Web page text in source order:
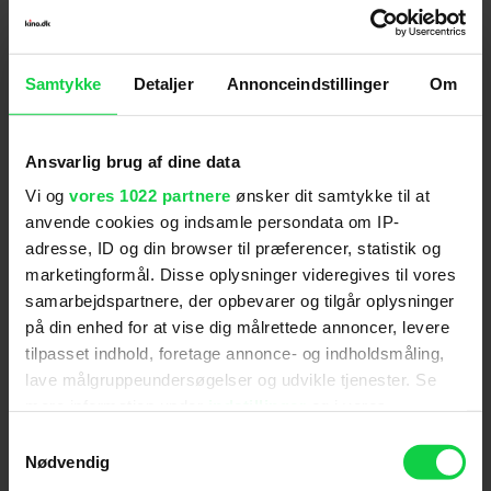
Samtykke Detaljer Annonceindstillinger Om
Ansvarlig brug af dine data
Vi og vores 1022 partnere ønsker dit samtykke til at
anvende cookies og indsamle persondata om IP-
adresse, ID og din browser til præferencer, statistik og
marketingformål. Disse oplysninger videregives til vores
samarbejdspartnere, der opbevarer og tilgår oplysninger
på din enhed for at vise dig målrettede annoncer, levere
tilpasset indhold, foretage annonce- og indholdsmåling,
lave målgruppeundersøgelser og udvikle tjenester. Se
tilbage eller ændre indstillinger fra vores
"Cookiedeklaration", eller ved at trykke på "Privacy
Nødvendig
Anmeldelser fra medierne
(5 )
Soundvenue
Med en velkomponeret billedside, indfølende
skuespilpræstationer og en fortælling om det
fejlbarlige i mennesket har Katrine Brocks begået en
film, der generelt er fortalt i et roligt tempo og ikke
er blodigt udpenslet, vurderes det, at filmen kun vil
virke skræmmende på børn under 11 år.